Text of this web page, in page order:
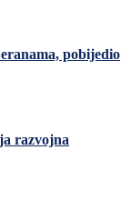
pobijedio
razvojna